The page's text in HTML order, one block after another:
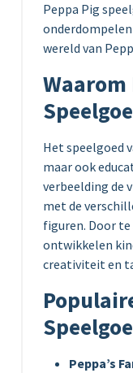
Peppa Pig
wereld van
Waarom
Het speelgoed
maar ook
verbeelding de
met de
figuren. Door
ontwikkelen
creativiteit en
Peppa’s